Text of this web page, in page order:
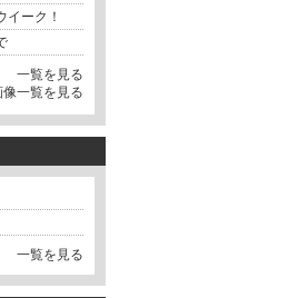
イーク！
一覧を見る
像一覧を見る
一覧を見る